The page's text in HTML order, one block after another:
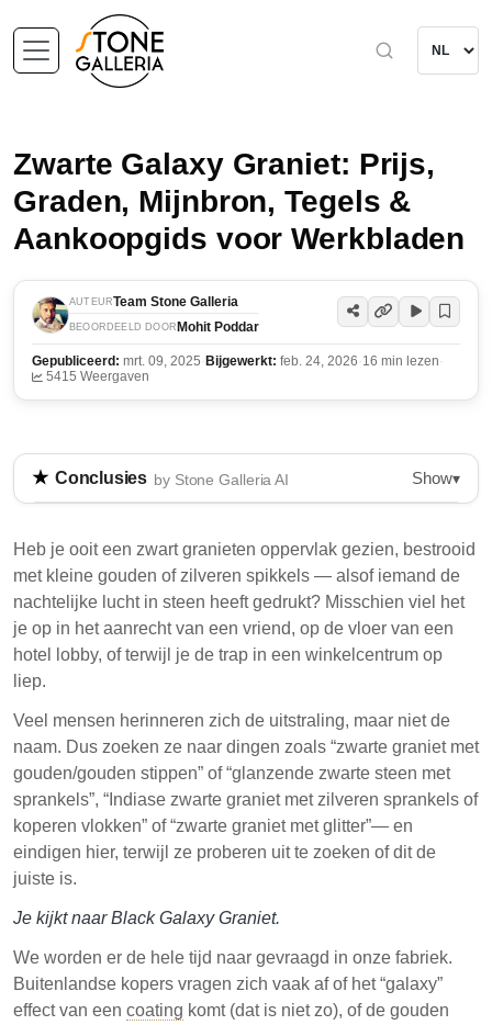
Zwarte Galaxy Graniet: Prijs,
Graden, Mijnbron, Tegels &
Aankoopgids voor Werkbladen
AUTEURTeam Stone Galleria
BEOORDEELD DOOR Mohit Poddar
Gepubliceerd: mrt. 09, 2025· Bijgewerkt: feb. 24, 2026·16 min lezen·
5415 Weergaven
Conclusies by Stone Galleria AI Show▾
Andhra Pradesh, India, staat bekend om zijn diepe
zwarte kleur en metalen spikkels van bronziet. Het is
geliefd om zijn duurzaamheid, lage onderhoud en
esthetische aantrekkingskracht, waardoor het
geschikt is voor verschillende toepassingen,
waaronder werkbladen en vloeren. De graniet wordt
spikkelgrootte en kleurdiepte.
Zwarte Galaxy Graniet heeft een unieke mix van
zwarte steen met gouden of koperen spikkels,
bekend als bronziet.
Het wordt voornamelijk gewonnen in
Chimakurthy, waardoor het zich onderscheidt van
andere zwarte granieten wereldwijd.
De graniet is beschikbaar in verschillende
graden, maten en afwerkingen, die voldoen aan
verschillende ontwerpeisen.
Heb je ooit een zwart granieten oppervlak gezien, bestrooid
met kleine gouden of zilveren spikkels — alsof iemand de
nachtelijke lucht in steen heeft gedrukt? Misschien viel het
je op in het aanrecht van een vriend, op de vloer van een
hotel lobby, of terwijl je de trap in een winkelcentrum op
liep.
Veel mensen herinneren zich de uitstraling, maar niet de
naam. Dus zoeken ze naar dingen zoals “zwarte graniet met
gouden/gouden stippen” of “glanzende zwarte steen met
sprankels”, “Indiase zwarte graniet met zilveren sprankels of
koperen vlokken” of “zwarte graniet met glitter”— en
eindigen hier, terwijl ze proberen uit te zoeken of dit de
juiste is.
Je kijkt naar Black Galaxy Graniet.
We worden er de hele tijd naar gevraagd in onze fabriek.
Buitenlandse kopers vragen zich vaak af of het “galaxy”
effect van een coating komt (dat is niet zo), of de gouden